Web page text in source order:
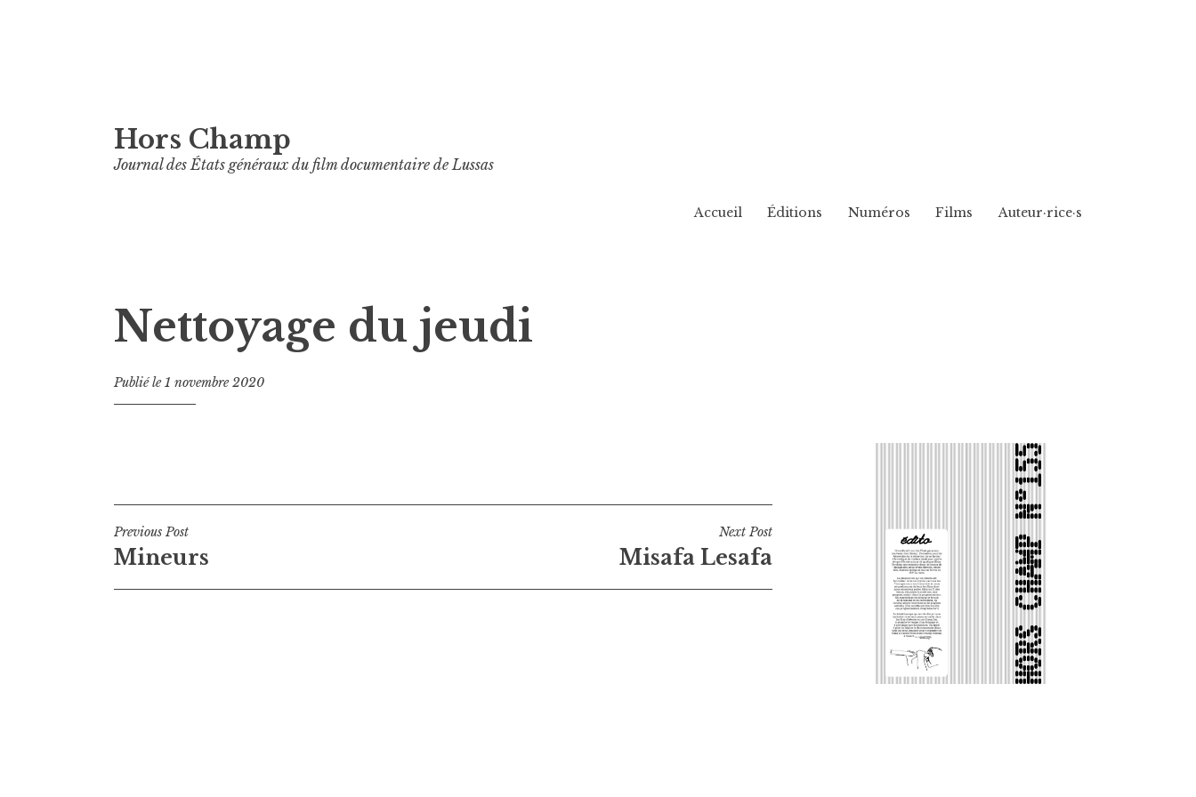
au
contenu
Hors Champ
Journal des États généraux du film documentaire de Lussas
Accueil Éditions Numéros Films Auteur·rice·s
Nettoyage du jeudi
Publié le1 novembre 2020
Navigation
de
Previous Post
Mineurs
Next Post
Misafa Lesafa